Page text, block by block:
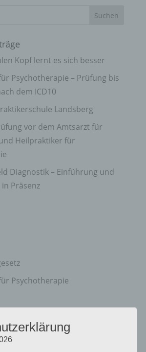
Kopf lernt es sich besser
Psychotherapie – Prüfung bis
dem ICD10
Landsberg
vor dem Amtsarzt für
Heilpraktiker für
Diagnostik – Einführung und
Präsenz
Psychotherapie